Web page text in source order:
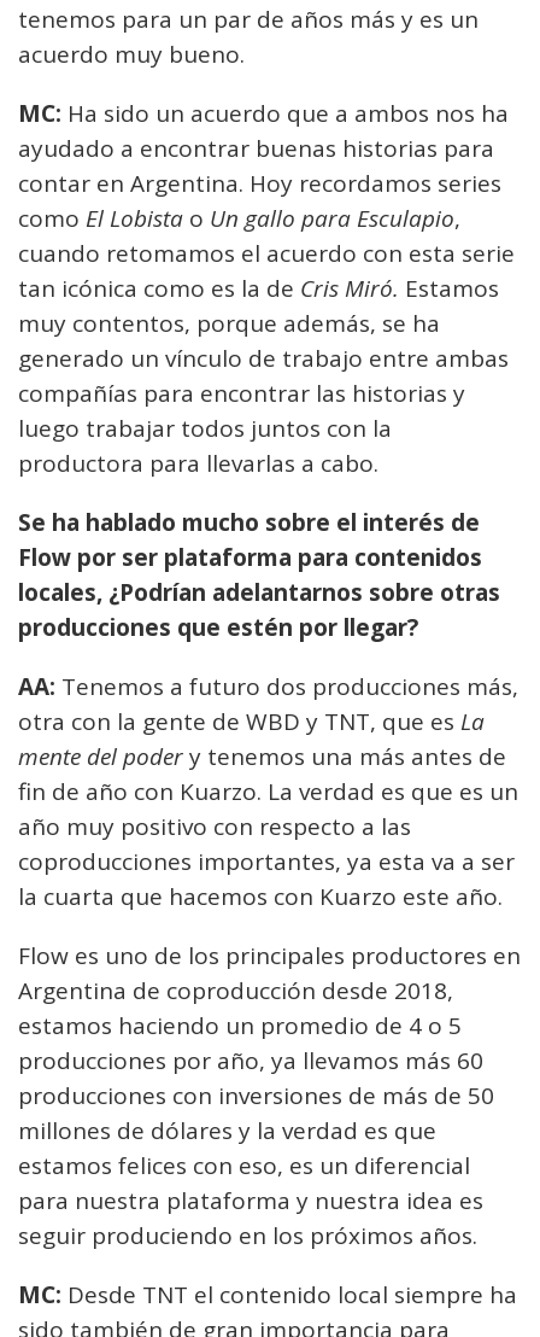
tenemos para un par de años más y es un
acuerdo muy bueno.
MC: Ha sido un acuerdo que a ambos nos ha
ayudado a encontrar buenas historias para
contar en Argentina. Hoy recordamos series
como El Lobista o Un gallo para Esculapio,
cuando retomamos el acuerdo con esta serie
tan icónica como es la de Cris Miró. Estamos
muy contentos, porque además, se ha
generado un vínculo de trabajo entre ambas
compañías para encontrar las historias y
luego trabajar todos juntos con la
productora para llevarlas a cabo.
Se ha hablado mucho sobre el interés de
Flow por ser plataforma para contenidos
locales, ¿Podrían adelantarnos sobre otras
producciones que estén por llegar?
AA: Tenemos a futuro dos producciones más,
otra con la gente de WBD y TNT, que es La
mente del podery tenemos una más antes de
fin de año con Kuarzo. La verdad es que es un
año muy positivo con respecto a las
coproducciones importantes, ya esta va a ser
la cuarta que hacemos con Kuarzo este año.
Flow es uno de los principales productores en
Argentina de coproducción desde 2018,
estamos haciendo un promedio de 4 o 5
producciones por año, ya llevamos más 60
producciones con inversiones de más de 50
millones de dólares y la verdad es que
estamos felices con eso, es un diferencial
para nuestra plataforma y nuestra idea es
seguir produciendo en los próximos años.
MC: Desde TNT el contenido local siempre ha
sido también de gran importancia para